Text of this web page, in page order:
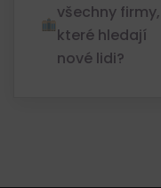
všechny firmy,
které hledají
nové lidi?